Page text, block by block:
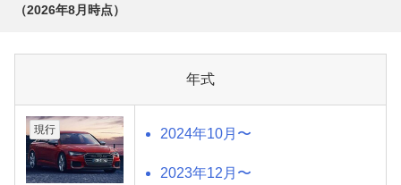
（2026年8月 時点）
年式
現行 2024年10月〜
2023年12月〜